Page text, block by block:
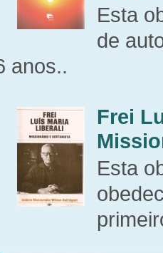
Esta
de
anos..
Frei
Esta